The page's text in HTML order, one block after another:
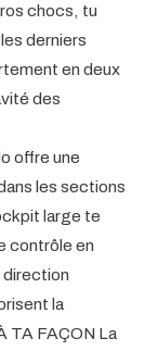
chocs, tu
derniers
en deux
des
offre une
les sections
large te
contrôle en
direction
la
TA FAÇON La